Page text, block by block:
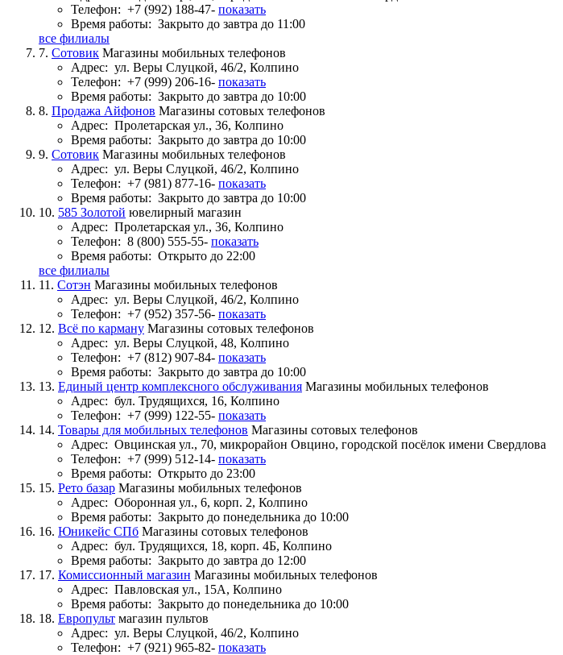
Телефон: +7 (992) 188-47- показать
Время работы: Закрыто до завтра до 11:00
все филиалы
7. Сотовик Магазины мобильных телефонов
Адрес: ул. Веры Слуцкой, 46/2, Колпино
Телефон: +7 (999) 206-16- показать
Время работы: Закрыто до завтра до 10:00
8. Продажа Айфонов Магазины сотовых телефонов
Адрес: Пролетарская ул., 36, Колпино
Время работы: Закрыто до завтра до 10:00
9. Сотовик Магазины мобильных телефонов
Адрес: ул. Веры Слуцкой, 46/2, Колпино
Телефон: +7 (981) 877-16- показать
Время работы: Закрыто до завтра до 10:00
10. 585 Золотой ювелирный магазин
Адрес: Пролетарская ул., 36, Колпино
Телефон: 8 (800) 555-55- показать
Время работы: Открыто до 22:00
все филиалы
11. Сотэн Магазины мобильных телефонов
Адрес: ул. Веры Слуцкой, 46/2, Колпино
Телефон: +7 (952) 357-56- показать
12. Всё по карману Магазины сотовых телефонов
Адрес: ул. Веры Слуцкой, 48, Колпино
Телефон: +7 (812) 907-84- показать
Время работы: Закрыто до завтра до 10:00
13. Единый центр комплексного обслуживания Магазины мобильных телефонов
Адрес: бул. Трудящихся, 16, Колпино
Телефон: +7 (999) 122-55- показать
14. Товары для мобильных телефонов Магазины сотовых телефонов
Адрес: Овцинская ул., 70, микрорайон Овцино, городской посёлок имени Свердлова
Телефон: +7 (999) 512-14- показать
Время работы: Открыто до 23:00
15. Рето базар Магазины мобильных телефонов
Адрес: Оборонная ул., 6, корп. 2, Колпино
Время работы: Закрыто до понедельника до 10:00
16. Юникейс СПб Магазины сотовых телефонов
Адрес: бул. Трудящихся, 18, корп. 4Б, Колпино
Время работы: Закрыто до завтра до 12:00
17. Комиссионный магазин Магазины мобильных телефонов
Адрес: Павловская ул., 15А, Колпино
Время работы: Закрыто до понедельника до 10:00
18. Европульт магазин пультов
Адрес: ул. Веры Слуцкой, 46/2, Колпино
Телефон: +7 (921) 965-82- показать